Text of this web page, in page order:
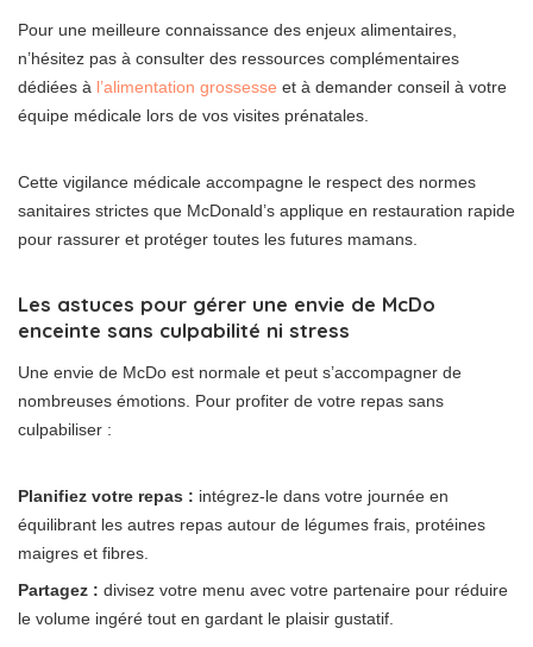
Pour une meilleure connaissance des enjeux alimentaires,
n’hésitez pas à consulter des ressources complémentaires
dédiées à l’alimentation grossesse et à demander conseil à votre
équipe médicale lors de vos visites prénatales.
Cette vigilance médicale accompagne le respect des normes
sanitaires strictes que McDonald’s applique en restauration rapide
pour rassurer et protéger toutes les futures mamans.
Les astuces pour gérer une envie de McDo
enceinte sans culpabilité ni stress
Une envie de McDo est normale et peut s’accompagner de
nombreuses émotions. Pour profiter de votre repas sans
culpabiliser :
Planifiez votre repas : intégrez-le dans votre journée en
équilibrant les autres repas autour de légumes frais, protéines
maigres et fibres.
Partagez : divisez votre menu avec votre partenaire pour réduire
le volume ingéré tout en gardant le plaisir gustatif.